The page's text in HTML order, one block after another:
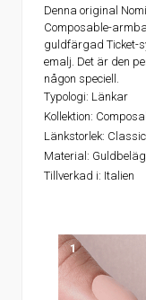
Denna original
Composable-
guldfärgad Ticket-
emalj. Det är den
någon speciell.
Typologi: Länkar
Kollektion:
Länkstorlek: Classic
Material:
Tillverkad i: Italien
1